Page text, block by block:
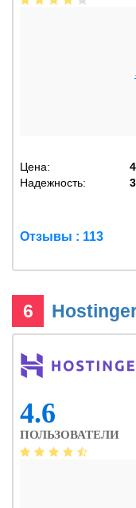
Цена:
Надежность:
Отзывы : 113
6
4.6
ПОЛЬЗОВАТЕЛИ